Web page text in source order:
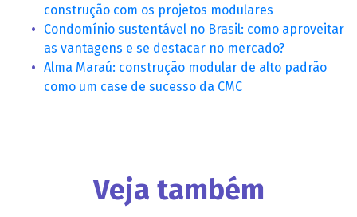
construção com os projetos modulares
Condomínio sustentável no Brasil: como aproveitar
as vantagens e se destacar no mercado?
Alma Maraú: construção modular de alto padrão
como um case de sucesso da CMC
Veja também